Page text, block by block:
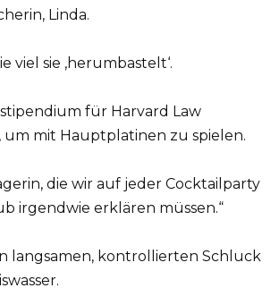
Linda.
viel sie ‚herumbastelt‘.
für Harvard Law
mit Hauptplatinen zu spielen.
die wir auf jeder Cocktailparty
irgendwie erklären müssen.“
langsamen, kontrollierten Schluck